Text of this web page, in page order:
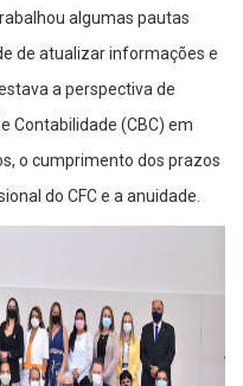
algumas pautas
de atualizar informações e
a perspectiva de
Contabilidade (CBC) em
o cumprimento dos prazos
do CFC e a anuidade.